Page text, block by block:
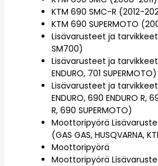
KTM 690 SMC-R (2012-
KTM 690 SUPERMOTO
Lisävarusteet ja tarvikkeet
SM700)
Lisävarusteet ja tarvikkeet
ENDURO, 701 SUPERMOTO)
Lisävarusteet ja
ENDURO, 690 ENDURO R,
R, 690 SUPERMOTO)
Moottoripyörä
(GAS GAS, HUSQVARNA,
Moottoripyörä
Moottoripyörä